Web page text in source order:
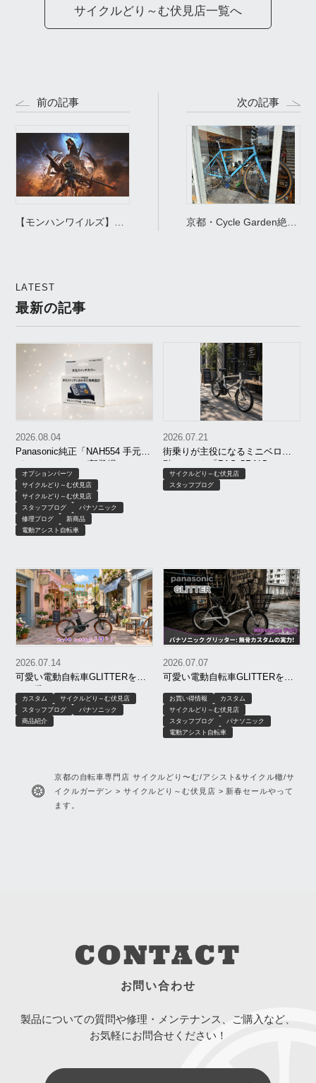
サイクルどり～む伏見店一覧へ
前の記事
【モンハンワイルズ】Y
次の記事
京都・Cycle Garden絶賛
LATEST
最新の記事
Panasonic純正「NAH554 手元ス
イッチカバー」が新登場！
2026.08.04
オプションパーツ
サイクルどり～む伏見店
サイクルどり～む伏見店
スタッフブログ
パナソニック
修理ブログ
新商品
電動アシスト自転車
街乗りが主役になるミニベロ電
動アシスト「PAS CRAIG
ALLEY」がオシャレすぎる！
2026.07.21
サイクルどり～む伏見店
スタッフブログ
可愛い電動自転車GLITTERを更
2026.07.14
カスタム
サイクルどり～む伏見店
スタッフブログ
パナソニック
商品紹介
可愛い電動自転車GLITTERをワ
2026.07.07
お買い得情報
カスタム
サイクルどり～む伏見店
スタッフブログ
パナソニック
電動アシスト自転車
京都の自転車専門店 サイクルどり〜む/アシスト&サイクル轍/サ
イクルガーデン > サイクルどり～む伏見店 > 新春セールやって
ます。
CONTACT
お問い合わせ
製品についての質問や修理・メンテナンス、ご購入など、
お気軽にお問合せください！